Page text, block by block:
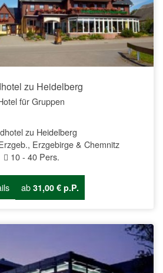
zu Heidelberg
für Gruppen
zu Heidelberg
Erzgebirge & Chemnitz
10- 40Pers.
ab 31,00 € p.P.